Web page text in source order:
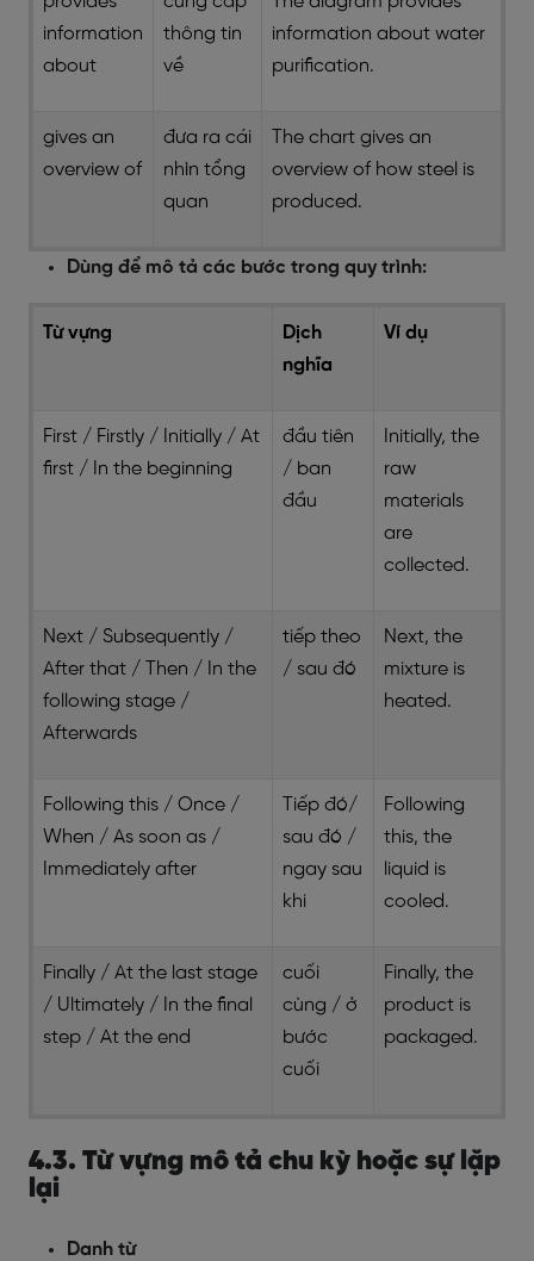
information
about
thông tin
về
information about water
purification.
gives an
overview of
đưa ra cái
nhìn tổng
quan
The chart gives an
overview of how steel is
produced.
Dùng để mô tả các bước trong quy trình:
Từ vựng
Dịch
nghĩa
Ví dụ
First / Firstly / Initially / At
first / In the beginning
đầu tiên
/ ban
đầu
Initially, the
raw
materials
are
collected.
Next / Subsequently /
After that / Then / In the
following stage /
Afterwards
tiếp theo
/ sau đó
Next, the
mixture is
heated.
Following this / Once /
When / As soon as /
Immediately after
Tiếp đó/
sau đó /
ngay sau
khi
Following
this, the
liquid is
cooled.
Finally / At the last stage
/ Ultimately / In the final
step / At the end
cuối
cùng / ở
bước
cuối
Finally, the
product is
packaged.
4.3. Từ vựng mô tả chu kỳ hoặc sự lặp
lại
Danh từ